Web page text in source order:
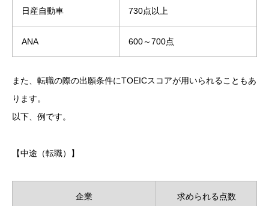
日産自動車 730点以上
ANA 600～700点
また、転職の際の出願条件にTOEICスコアが用いられることもあ
ります。
以下、例です。
【中途（転職）】
企業 求められる点数